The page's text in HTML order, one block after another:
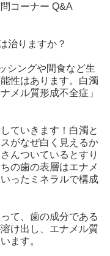
問コーナー Q&A
治りますか？
シングや間食など生
性はあります。白濁
メル質形成不全症」
ていきます！白濁と
がなぜ白く見えるか
んついているとすり
の歯の表層はエナメ
ったミネラルで構成
て、歯の成分である
け出し、エナメル質
ます。